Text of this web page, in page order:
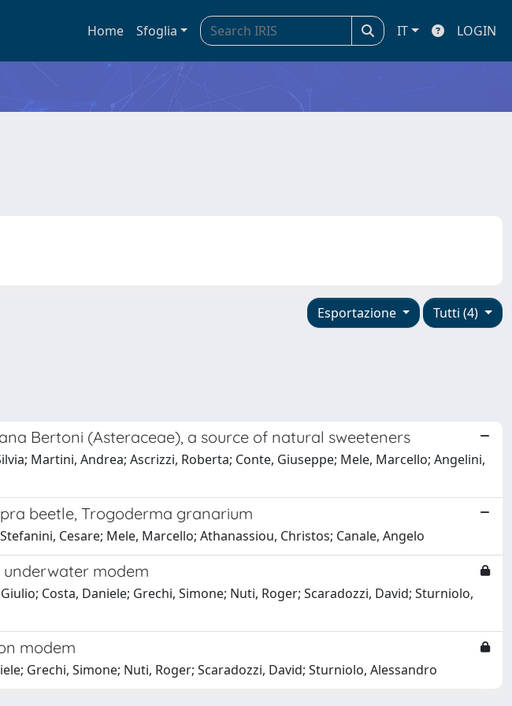
Home Sfoglia IT LOGIN
Tutti (4)
Esportazione
Bertoni (Asteraceae), a source of natural sweeteners
Martini, Andrea; Ascrizzi, Roberta; Conte, Giuseppe; Mele, Marcello; Angelini,
beetle, Trogoderma granarium
Cesare; Mele, Marcello; Athanassiou, Christos; Canale, Angelo
underwater modem
Costa, Daniele; Grechi, Simone; Nuti, Roger; Scaradozzi, David; Sturniolo,
modem
Grechi, Simone; Nuti, Roger; Scaradozzi, David; Sturniolo, Alessandro